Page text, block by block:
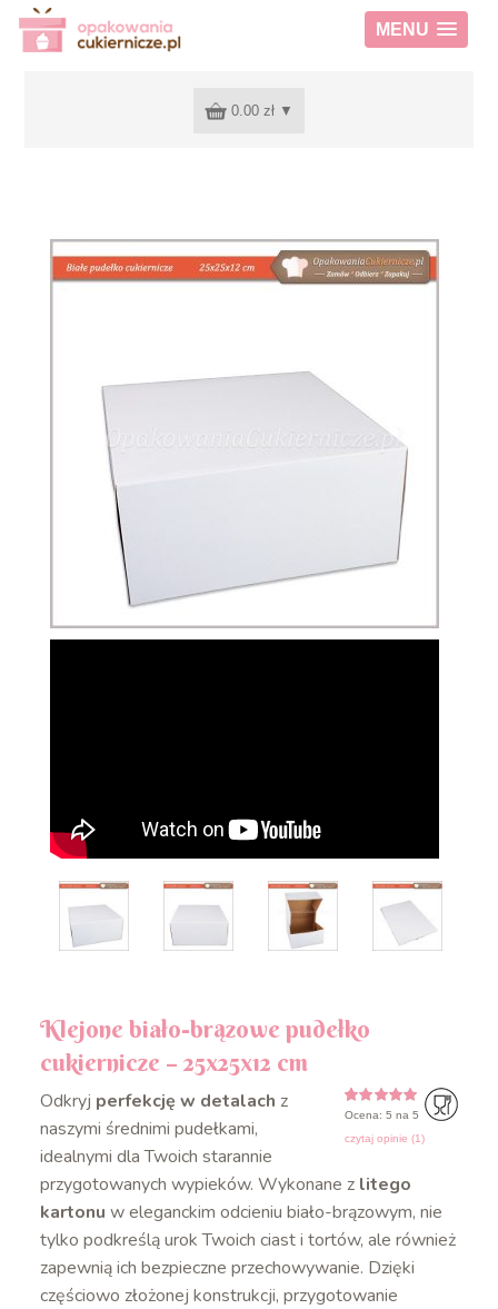
MENU
0.00 zł ▼
Klejone biało-brązowe pudełko
cukiernicze – 25x25x12 cm
5z
5
na
oceny
1
Ocena: 5 na 5
czytaj opinie (1)
Odkryj perfekcję w detalach z
naszymi średnimi pudełkami,
idealnymi dla Twoich starannie
przygotowanych wypieków. Wykonane z litego
kartonu w eleganckim odcieniu biało-brązowym, nie
tylko podkreślą urok Twoich ciast i tortów, ale również
zapewnią ich bezpieczne przechowywanie. Dzięki
częściowo złożonej konstrukcji, przygotowanie